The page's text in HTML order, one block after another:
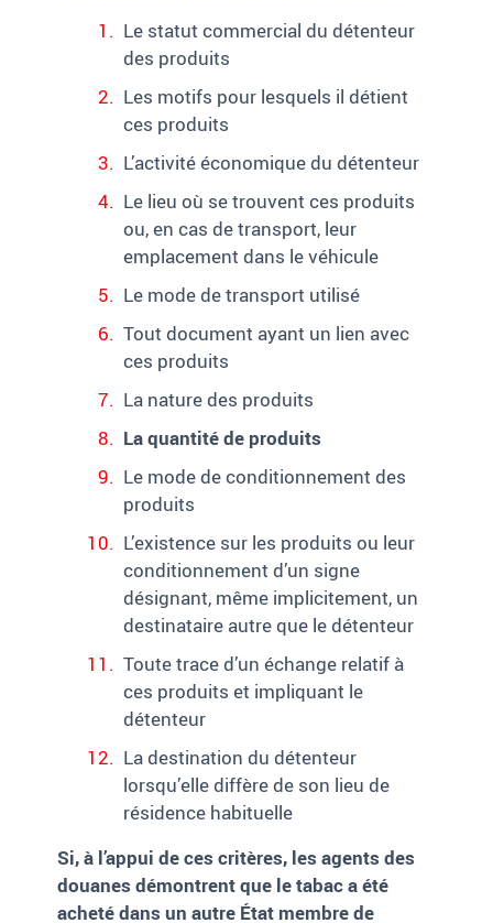
Le statut commercial du détenteur
des produits
Les motifs pour lesquels il détient
ces produits
L’activité économique du détenteur
Le lieu où se trouvent ces produits
ou, en cas de transport, leur
emplacement dans le véhicule
Le mode de transport utilisé
Tout document ayant un lien avec
ces produits
La nature des produits
La quantité de produits
Le mode de conditionnement des
produits
L’existence sur les produits ou leur
conditionnement d’un signe
désignant, même implicitement, un
destinataire autre que le détenteur
Toute trace d’un échange relatif à
ces produits et impliquant le
détenteur
La destination du détenteur
lorsqu’elle diffère de son lieu de
résidence habituelle
Si, à l’appui de ces critères, les agents des
douanes démontrent que le tabac a été
acheté dans un autre État membre de